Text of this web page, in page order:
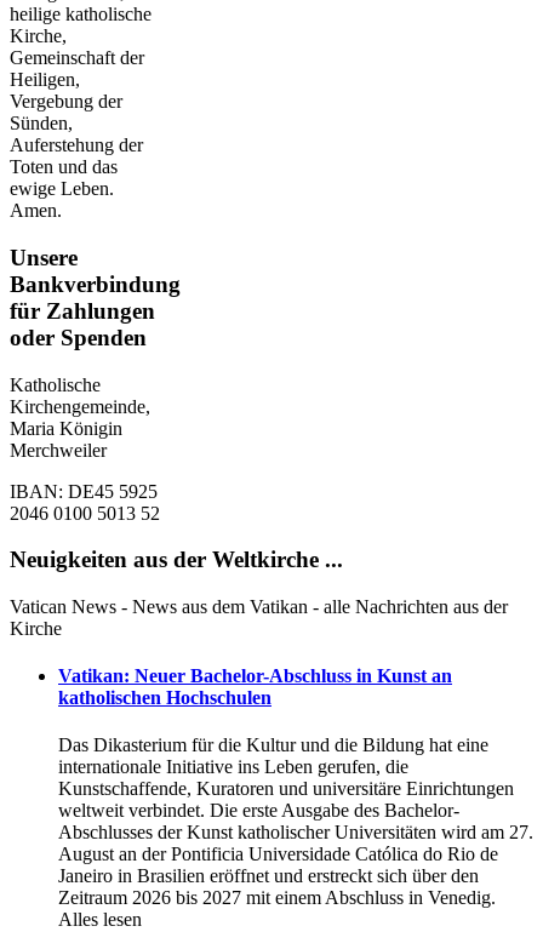
heilige katholische
Kirche,
Gemeinschaft der
Heiligen,
Vergebung der
Sünden,
Auferstehung der
Toten und das
ewige Leben.
Amen.
Unsere
Bankverbindung
für Zahlungen
oder Spenden
Katholische
Kirchengemeinde,
Maria Königin
Merchweiler
IBAN: DE45 5925
2046 0100 5013 52
Neuigkeiten aus der Weltkirche ...
Vatican News - News aus dem Vatikan - alle Nachrichten aus der
Kirche
Vatikan: Neuer Bachelor-Abschluss in Kunst an
katholischen Hochschulen
Das Dikasterium für die Kultur und die Bildung hat eine
internationale Initiative ins Leben gerufen, die
Kunstschaffende, Kuratoren und universitäre Einrichtungen
weltweit verbindet. Die erste Ausgabe des Bachelor-
Abschlusses der Kunst katholischer Universitäten wird am 27.
August an der Pontificia Universidade Católica do Rio de
Janeiro in Brasilien eröffnet und erstreckt sich über den
Zeitraum 2026 bis 2027 mit einem Abschluss in Venedig.
Alles lesen